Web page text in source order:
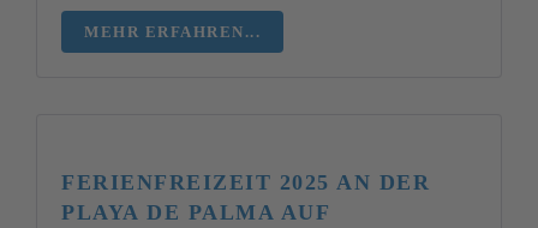
MEHR ERFAHREN...
FERIENFREIZEIT 2025 AN DER
PLAYA DE PALMA AUF